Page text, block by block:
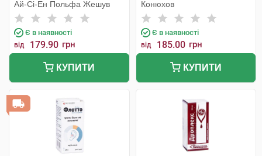
Ай-Сі-Ен Польфа Жешув
Є в наявності
від 179.90 грн
КУПИТИ
Конюхов
Є в наявності
від 185.00 грн
КУПИТИ